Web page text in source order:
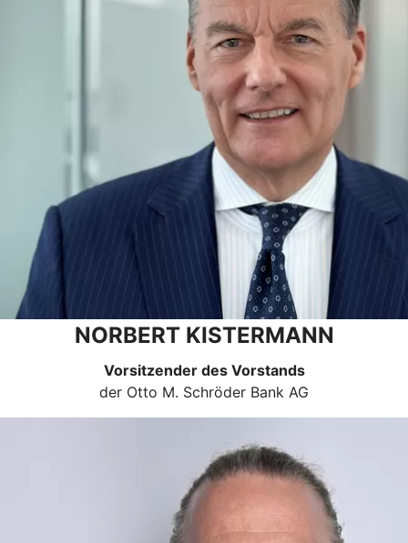
NORBERT KISTERMANN
Vorsitzender des Vorstands
der Otto M. Schröder Bank AG